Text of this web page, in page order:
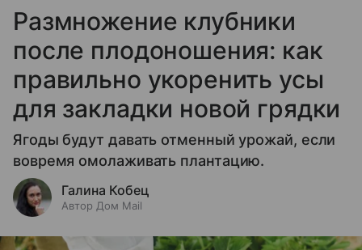
Размножение клубники
после плодоношения: как
правильно укоренить усы
для закладки новой грядки
Ягоды будут давать отменный урожай, если
вовремя омолаживать плантацию.
Галина Кобец
Автор Дом Mail